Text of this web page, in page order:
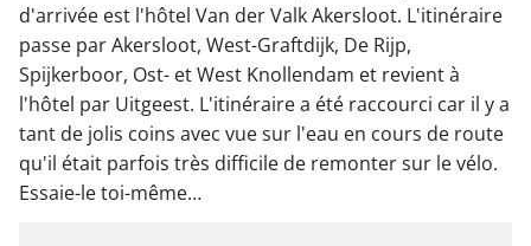
d'arrivée est l'hôtel Van der Valk Akersloot. L'itinéraire
passe par Akersloot, West-Graftdijk, De Rijp,
Spijkerboor, Ost- et West Knollendam et revient à
l'hôtel par Uitgeest. L'itinéraire a été raccourci car il y a
tant de jolis coins avec vue sur l'eau en cours de route
qu'il était parfois très difficile de remonter sur le vélo.
Essaie-le toi-même…